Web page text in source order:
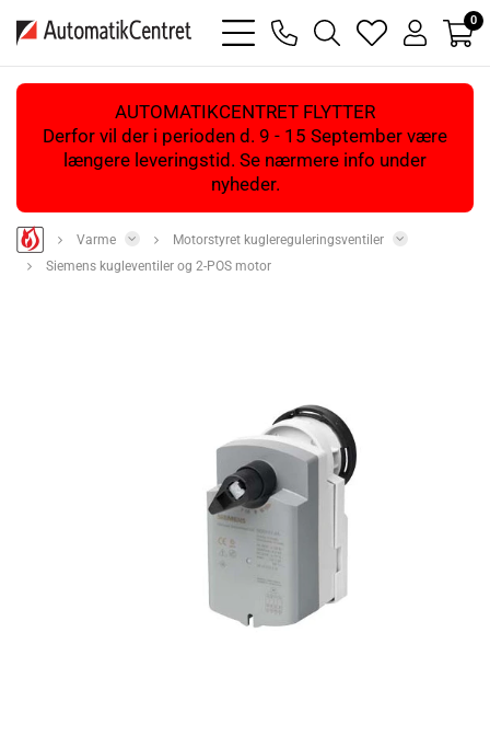
bars
light
phone
magnifying
glass
heart
light
user
light
0
AUTOMATIKCENTRET FLYTTER
Derfor vil der i perioden d. 9 - 15 September være
længere leveringstid. Se nærmere info under
nyheder.
Varme
Motorstyret kuglereguleringsventiler
Siemens kugleventiler og 2-POS motor